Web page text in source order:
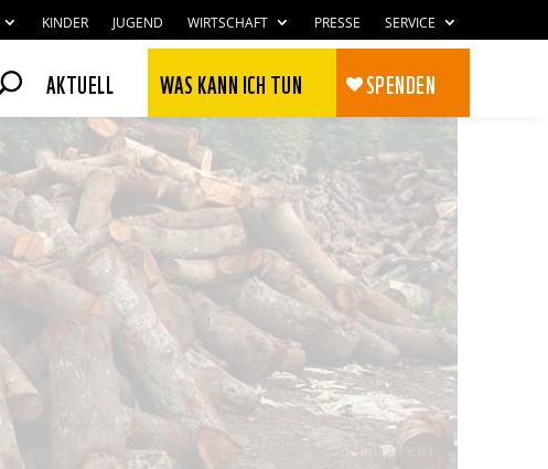
KINDER JUGEND WIRTSCHAFT PRESSE SERVICE
AKTUELL WAS KANN ICH TUN SPENDEN
© Franko Petri
Zustimmen